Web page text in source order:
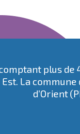
comptant plus
Est. La
d’Orient